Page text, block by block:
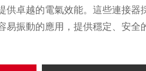
供卓越的電氣效能。這些連接
振動的應用，提供穩定、安全